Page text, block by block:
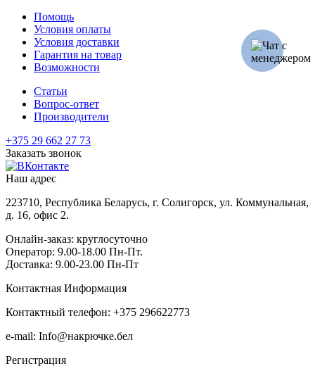
Помощь
Условия оплаты
Условия доставки
Гарантия на товар
Возможности
Статьи
Вопрос-ответ
Производители
+375 29 662 27 73
Заказать звонок
Наш адрес
223710, Республика Беларусь, г. Солигорск, ул. Коммунальная,
д. 16, офис 2.
Онлайн-заказ: круглосуточно
Оператор: 9.00-18.00 Пн-Пт.
Доставка: 9.00-23.00 Пн-Пт
Контактная Информация
Контактный телефон: +375 296622773
e-mail: Info@накрючке.бел
Регистрация